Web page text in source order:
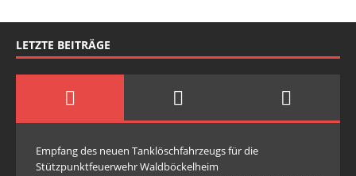
LETZTE BEITRÄGE
Empfang des neuen Tanklöschfahrzeugs für die
Stützpunktfeuerwehr Waldböckelheim